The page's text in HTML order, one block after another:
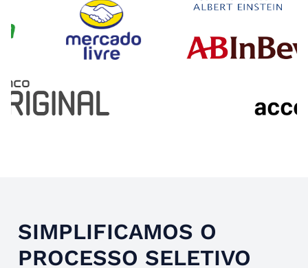
SIMPLIFICAMOS O
PROCESSO SELETIVO